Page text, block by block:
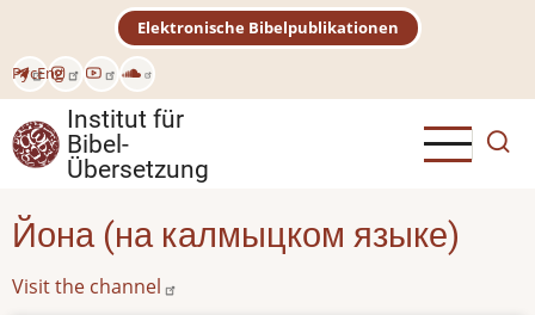
Inhalt
РусEng
Elektronische Bibelpublikationen
Institut für
Bibel-
Übersetzung
Йона (на калмыцком языке)
Visit the channel